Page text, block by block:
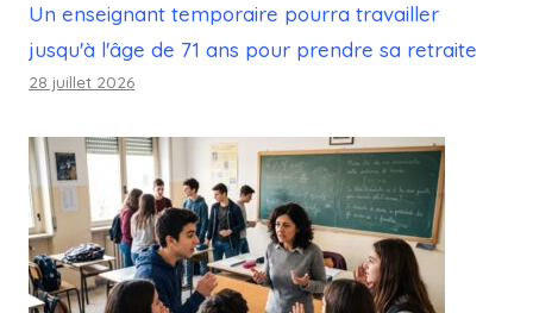
Un enseignant temporaire pourra travailler
jusqu'à l'âge de 71 ans pour prendre sa retraite
28 juillet 2026